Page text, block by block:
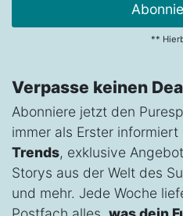
**
Verpasse keinen
Abonniere jetzt den
immer als Erster informiert
Trends, exklusive
Storys aus der Welt des
und mehr. Jede Woche